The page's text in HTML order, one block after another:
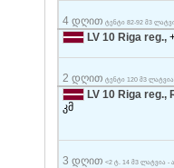
4 დღით ტენტი 82-92 მ3
LV 10 Riga reg.,
2 დღით ტენტი 120 მ3
LV 10 Riga reg.,
კმ
3 დღით <2 ტ. 14 მ3 ლატვია -